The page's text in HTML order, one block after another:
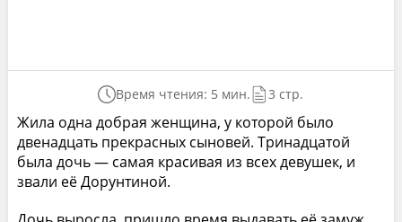
Время чтения: 5 мин. 3 стр.
Жила одна добрая женщина, у которой было
двенадцать прекрасных сыновей. Тринадцатой
была дочь — самая красивая из всех девушек, и
звали её Дорунтиной.